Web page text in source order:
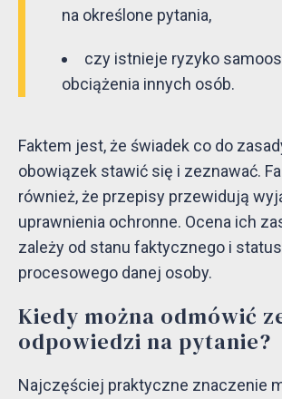
na określone pytania,
czy istnieje ryzyko
obciążenia innych osób.
Faktem jest, że świadek co do
obowiązek stawić się i zeznawać.
również, że przepisy przewidują
uprawnienia ochronne. Ocena ich
zależy od stanu faktycznego i
procesowego danej osoby.
Kiedy można odmówić
odpowiedzi na pytanie?
Najczęściej praktyczne znaczenie